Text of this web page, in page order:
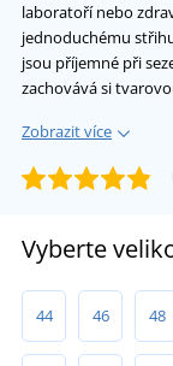
laboratoří nebo
jednoduchému
jsou příjemné při
zachovává si
Zobrazit více
Vyberte
44 46 48